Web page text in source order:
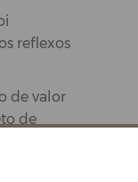
reflexos
de valor
de
cada